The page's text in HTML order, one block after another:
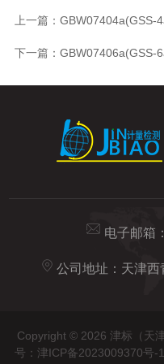
上一篇： GBW07404a(GSS-
下一篇： GBW07406a(GSS-
电子邮箱：
公司地址：天津
Copyright © 2026 津标（天
号：津ICP备2023009370号-1